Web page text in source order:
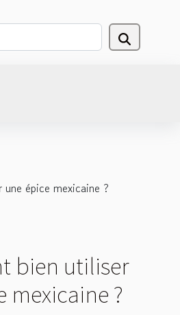
épice mexicaine ?
bien utiliser
mexicaine ?